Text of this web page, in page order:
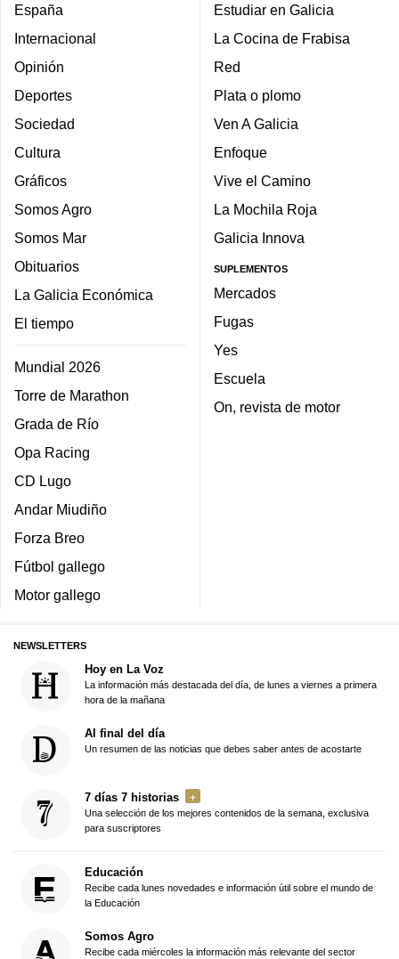
España
Internacional
Opinión
Deportes
Sociedad
Cultura
Gráficos
Somos Agro
Somos Mar
Obituarios
La Galicia Económica
El tiempo
Mundial 2026
Torre de Marathon
Grada de Río
Opa Racing
CD Lugo
Andar Miudiño
Forza Breo
Fútbol gallego
Motor gallego
Estudiar en Galicia
La Cocina de Frabisa
Red
Plata o plomo
Ven A Galicia
Enfoque
Vive el Camino
La Mochila Roja
Galicia Innova
SUPLEMENTOS
Mercados
Fugas
Yes
Escuela
On, revista de motor
NEWSLETTERS
Hoy en La Voz
La información más destacada del día, de lunes a viernes a primera
hora de la mañana
Al final del día
Un resumen de las noticias que debes saber antes de acostarte
7 días 7 historias
Una selección de los mejores contenidos de la semana, exclusiva
para suscriptores
Educación
Recibe cada lunes novedades e información útil sobre el mundo de
la Educación
Somos Agro
Recibe cada miércoles la información más relevante del sector